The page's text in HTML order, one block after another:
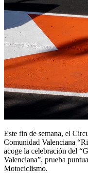
Este fin de semana, el
Comunidad Valenciana
acoge la celebración del
Valenciana”, prueba
Motociclismo.